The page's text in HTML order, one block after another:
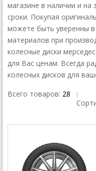
магазине в наличии и на
сроки. Покупая
можете быть уверенны в
материалов при
колесные диски
для Вас ценам. Всегда
колесных дисков для
Всего товаров: 28 |